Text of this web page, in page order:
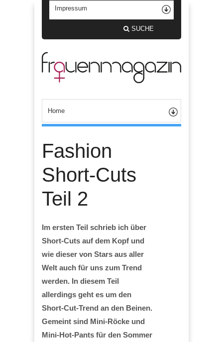
SUCHE
Fashion
Short-Cuts
Teil 2
Im ersten Teil schrieb ich über
Short-Cuts auf dem Kopf und
wie dieser von Stars aus aller
Welt auch für uns zum Trend
werden. In diesem Teil
allerdings geht es um den
Short-Cut-Trend an den Beinen.
Gemeint sind Mini-Röcke und
Mini-Hot-Pants für den Sommer